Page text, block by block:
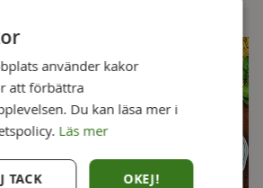
använder kakor
att förbättra
Du kan läsa mer i
Läs mer
OKEJ!
TACK